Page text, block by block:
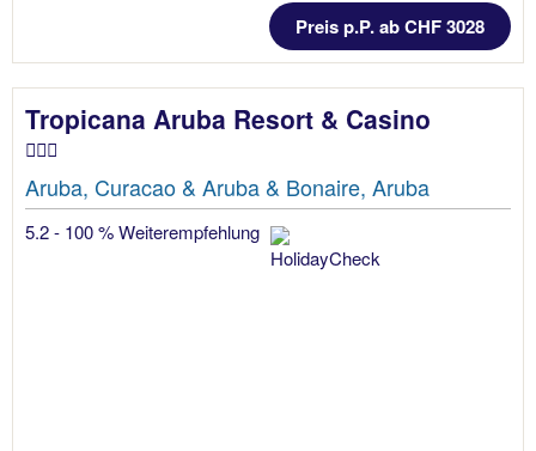
Preis p.P. ab CHF 3028
Tropicana Aruba Resort & Casino
Aruba, Curacao & Aruba & Bonaire, Aruba
5.2 - 100 % Weiterempfehlung